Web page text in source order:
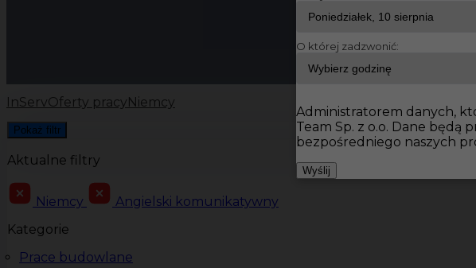
InServOferty pracy Niemcy
Pokaż filtr
Aktualne filtry
Niemcy
Angielski komunikatywny
Kategorie
Prace budowlane
O której zadzwonić:
Administratorem danych,
Team Sp. z o.o. Dane
bezpośredniego naszych
Wyślij